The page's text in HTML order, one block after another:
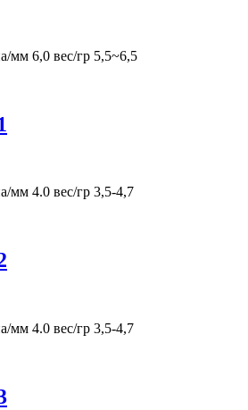
мм 6,0 вес/гр 5,5~6,5
мм 4.0 вес/гр 3,5-4,7
мм 4.0 вес/гр 3,5-4,7